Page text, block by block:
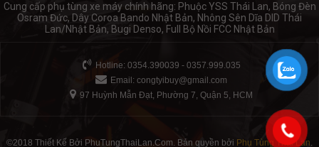
Cung cấp phụ tùng xe máy chính hãng: Phuộc YSS Thái Lan, Bóng Đèn
Osram Đức, Dây Coroa Bando Nhật Bản, Nhông Sên Dĩa DID Thái
Lan/Nhật Bản, Bugi Denso, Full Bộ Nồi FCC Nhật Bản
Hotline: 0354.390039 - 0357.999.035
Email: congtyibuy@gmail.com
97 Huỳnh Mẫn Đạt, Phường 7, Quận 5, HCM
©2018 Thiết Kế Bởi PhuTungThaiLan.Com. Bản quyền bởi Phụ Tùng Thái Lan.